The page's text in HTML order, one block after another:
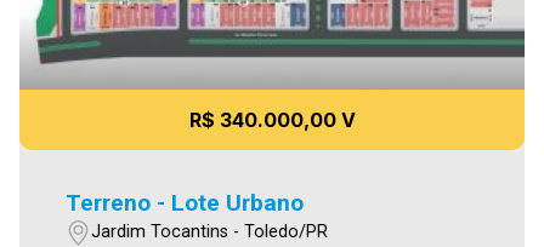
R$ 340.000,00 V
Terreno - Lote Urbano
Jardim Tocantins - Toledo/PR